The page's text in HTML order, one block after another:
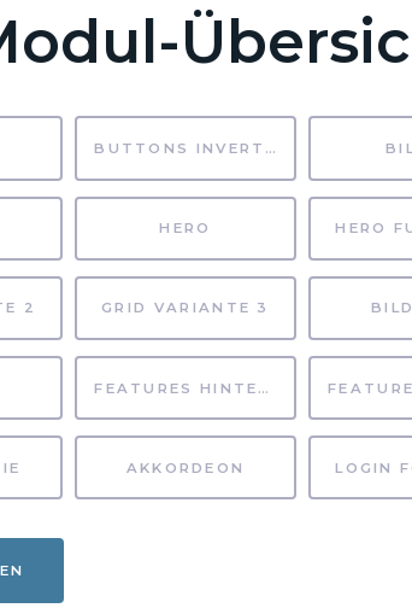
BUTTONS INVERTIERT
HERO HERO
2 GRID VARIANTE 3
FEATURES HINTERGRUND
AKKORDEON LOGIN